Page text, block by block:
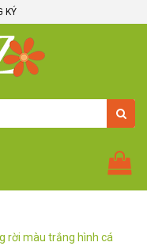
KÝ
rời màu trắng hình cá